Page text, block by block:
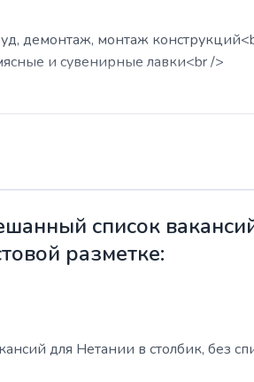
демонтаж, монтаж
и сувенирные лавки<br />
список
разметке:
для Нетании в столбик, без